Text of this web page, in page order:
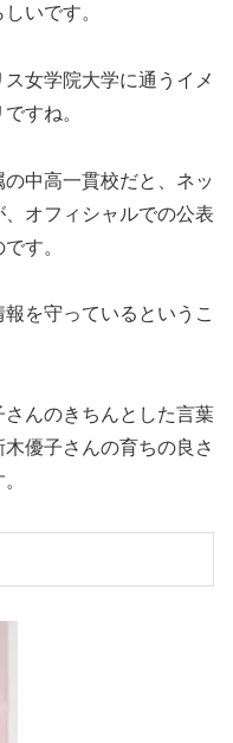
いです。
女学院大学に通うイメ
すね。
中高一貫校だと、ネッ
、オフィシャルでの公表
す。
を守っているというこ
んのきちんとした言葉
優子さんの育ちの良さ